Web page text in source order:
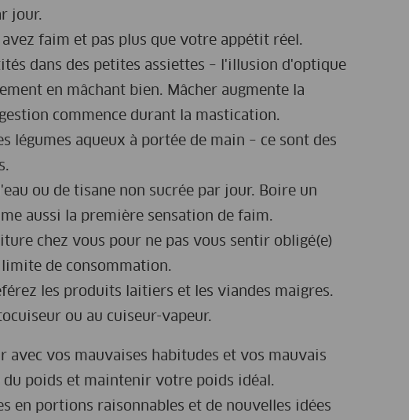
jour.
faim et pas plus que votre appétit réel.
dans des petites assiettes – l'illusion d'optique
en mâchant bien. Mâcher augmente la
commence durant la mastication.
légumes aqueux à portée de main – ce sont des
ou de tisane non sucrée par jour. Boire un
aussi la première sensation de faim.
chez vous pour ne pas vous sentir obligé(e)
de consommation.
les produits laitiers et les viandes maigres.
ou au cuiseur-vapeur.
avec vos mauvaises habitudes et vos mauvais
poids et maintenir votre poids idéal.
en portions raisonnables et de nouvelles idées